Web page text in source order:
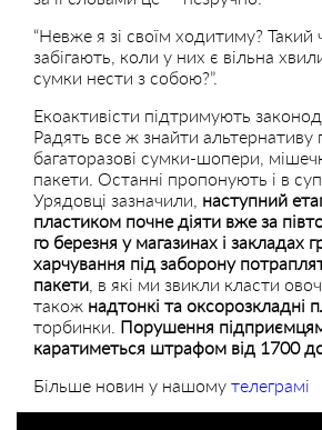
“Невже я зі своїм ходитиму? Такий
забігають, коли у них є вільна
сумки нести з собою?”.
Екоактивісти підтримують
Радять все ж знайти альтернативу
багаторазові сумки-шопери ,
пакети. Останні пропонують і в
Урядовці зазначили, наступний
пластиком почне діяти вже за
го березня у магазинах і закладах
харчування під заборону
пакети , в які ми звикли класти
також надтонкі та оксорозкладні
торбинки. Порушення
каратиметься штрафом від 1700
Більше новин у нашому телеграмі